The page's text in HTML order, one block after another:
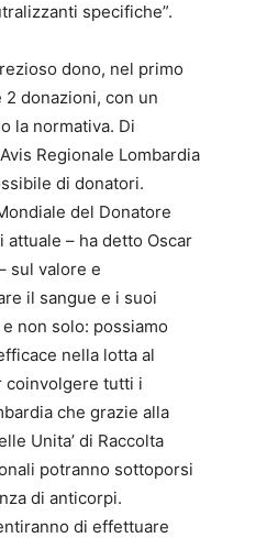
specifiche”.
dono, nel primo
2 donazioni, con un
la normativa. Di
Regionale Lombardia
di donatori.
del Donatore
attuale – ha detto Oscar
sul valore e
il sangue e i suoi
non solo: possiamo
nella lotta al
coinvolgere tutti i
che grazie alla
Unita’ di Raccolta
potranno sottoporsi
di anticorpi.
di effettuare